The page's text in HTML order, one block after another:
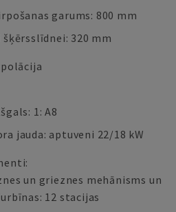
garums: 800 mm
320 mm
1: A8
jauda: aptuveni 22/18 kW
un grieznes mehānisms un
12 stacijas